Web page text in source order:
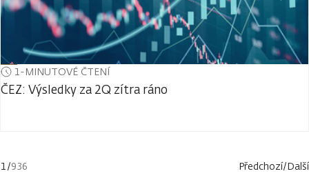
1-MINUTOVÉ ČTENÍ
ČEZ: Výsledky za 2Q zítra ráno
1/936 Předchozí/Další